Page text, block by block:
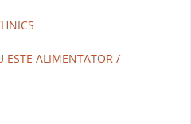
ALIMENTATOR /